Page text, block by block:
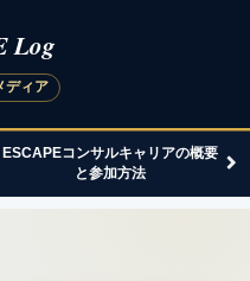
ESCAPEコンサルキャリアの概要
と参加方法